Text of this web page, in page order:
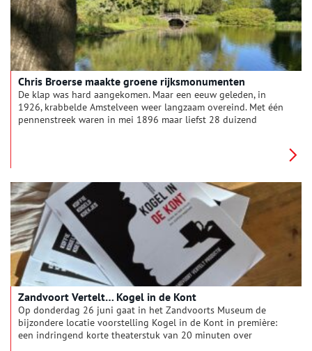
Chris Broerse maakte groene rijksmonumenten
De klap was hard aangekomen. Maar een eeuw geleden, in
1926, krabbelde Amstelveen weer langzaam overeind. Met één
pennenstreek waren in mei 1896 maar liefst 28 duizend
(1902-1995).
Zandvoort Vertelt… Kogel in de Kont
Op donderdag 26 juni gaat in het Zandvoorts Museum de
bijzondere locatie voorstelling Kogel in de Kont in première:
een indringend korte theaterstuk van 20 minuten over